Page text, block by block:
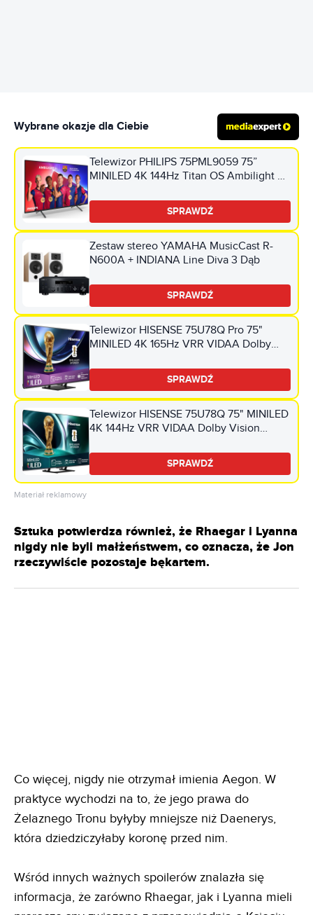
Wybrane okazje dla Ciebie
Telewizor PHILIPS 75PML9059 75”
MINILED 4K 144Hz Titan OS Ambilight 3
SPRAWDŹ
Zestaw stereo YAMAHA MusicCast R-
N600A + INDIANA Line Diva 3 Dąb
SPRAWDŹ
Telewizor HISENSE 75U78Q Pro 75"
MINILED 4K 165Hz VRR VIDAA Dolby
SPRAWDŹ
Telewizor HISENSE 75U78Q 75" MINILED
4K 144Hz VRR VIDAA Dolby Vision
SPRAWDŹ
Materiał reklamowy
Sztuka potwierdza również, że Rhaegar i Lyanna
nigdy nie byli małżeństwem, co oznacza, że Jon
rzeczywiście pozostaje bękartem.
Co więcej, nigdy nie otrzymał imienia Aegon. W
praktyce wychodzi na to, że jego prawa do
Żelaznego Tronu byłyby mniejsze niż Daenerys,
która dziedziczyłaby koronę przed nim.
Wśród innych ważnych spoilerów znalazła się
informacja, że zarówno Rhaegar, jak i Lyanna mieli